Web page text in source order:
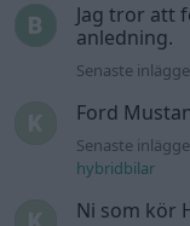
Jag tror att
anledning.
Senaste
Ford
Senaste
hybridbilar
Ni som kör